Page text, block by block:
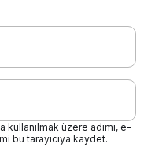
kullanılmak üzere adımı, e-
bu tarayıcıya kaydet.